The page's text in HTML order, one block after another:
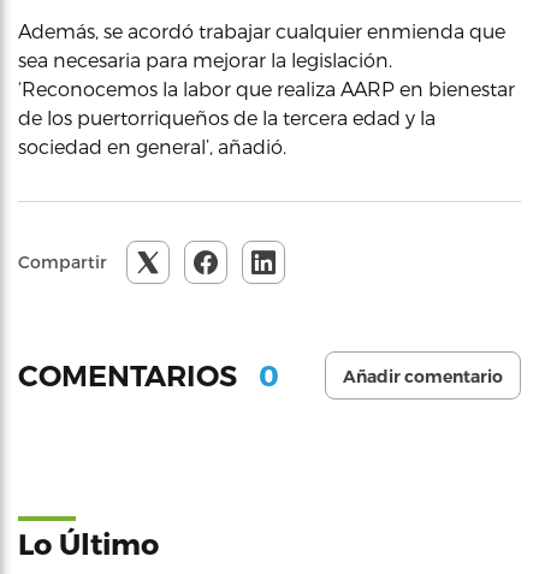
Además, se acordó trabajar cualquier enmienda que
sea necesaria para mejorar la legislación.
‘Reconocemos la labor que realiza AARP en bienestar
de los puertorriqueños de la tercera edad y la
sociedad en general’, añadió.
Compartir
COMENTARIOS 0 Añadir comentario
Lo Último